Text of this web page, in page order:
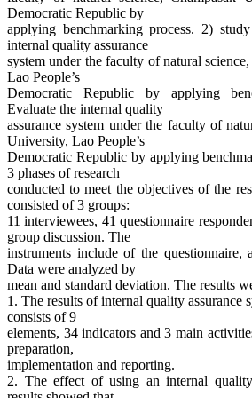
Democratic Republic by
applying benchmarking process. 2)
internal quality assurance
system under the faculty of natural
Lao People’s
Democratic Republic by applying
Evaluate the internal quality
assurance system under the faculty of
University, Lao People’s
Democratic Republic by applying
3 phases of research
conducted to meet the objectives of the
consisted of 3 groups:
11 interviewees, 41 questionnaire
group discussion. The
instruments include of the questionnaire,
Data were analyzed by
mean and standard deviation. The results
1. The results of internal quality assurance
consists of 9
elements, 34 indicators and 3 main
preparation,
implementation and reporting.
2. The effect of using an internal quality